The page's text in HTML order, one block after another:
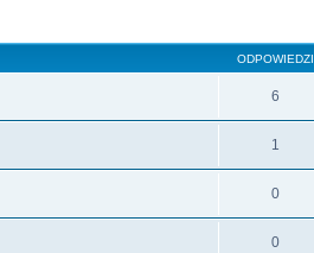
ODPOWIEDZI
6
1
0
0